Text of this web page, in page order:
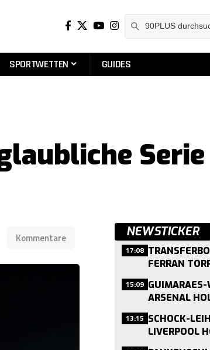
SPORTWETTEN GUIDES
Kommentare NEWSTICKER
17:08
FERRAN
VOR
15:09 GUIMARAES-
ARSENAL
PFUND
13:15 SCHOCK-
LIVERPOOL